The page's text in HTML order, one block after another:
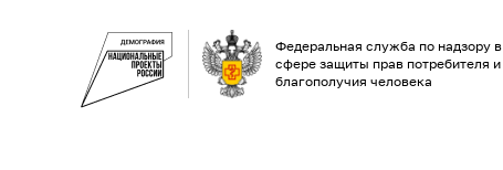
Федеральная служба по надзору в
сфере защиты прав потребителя и
благополучия человека